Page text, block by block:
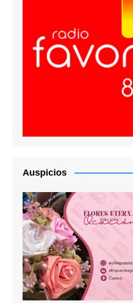
Auspicios